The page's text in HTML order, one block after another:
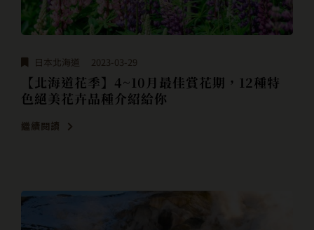
日本北海道 2023-03-29
【北海道花季】4~10月最佳賞花期，12種特
色絕美花卉品種介紹給你
繼續閱讀